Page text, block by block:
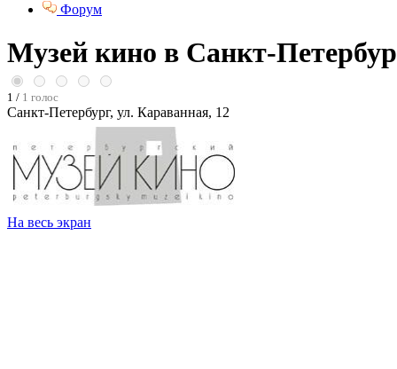
Форум
Музей кино в Санкт-
1 / 1 голос
Санкт-Петербург, ул. Караванная, 12
На весь экран